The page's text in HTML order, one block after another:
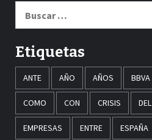
Etiquetas
ANTE AÑO AÑOS BBVA
COMO CON CRISIS DEL
EMPRESAS ENTRE ESPAÑA